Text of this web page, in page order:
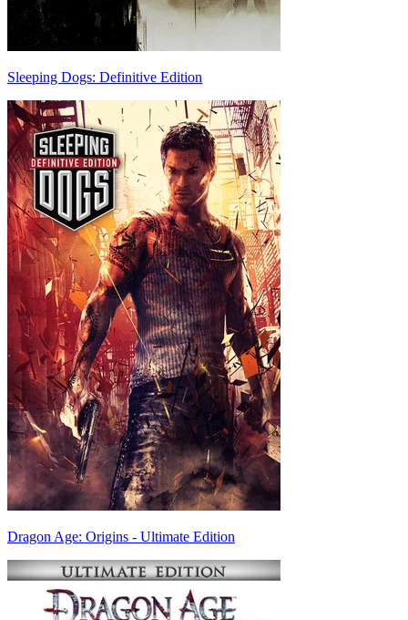
Sleeping Dogs: Definitive Edition
Dragon Age: Origins - Ultimate Edition